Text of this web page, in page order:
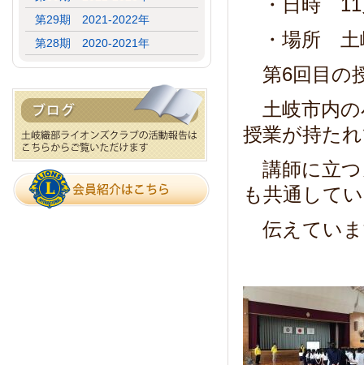
・日時 11
・場所 土
第6回目の
土岐市内の
授業が持た
講師に立つ
も共通して
伝えてい
第29期 2021-2022年
第28期 2020-2021年